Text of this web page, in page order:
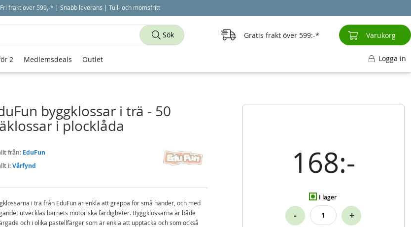
Fri frakt över 599,-* | Snabb leverans | Tull- och momsfritt
168:-
I lager
- +
byggklossar i trä - 50
i plocklåda
från: EduFun
i:Vårfynd
i trä från EduFun är enkla att greppa för små händer, och med
utvecklas barnets motoriska färdigheter. Byggklossarna är både
och i olika pastellfärger som är enkla att upptäcka och som också
Sök Gratis frakt över 599:- Varukorg
2 Medlemsdeals Outlet Logga in